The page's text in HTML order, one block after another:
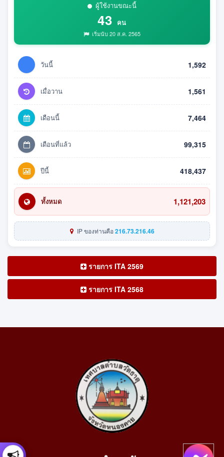
ผู้ใช้งานขณะนี้
43 คน
เริ่มนับ 20 ส.ค. 2565
วันนี้ 1,592
เมื่อวาน 1,561
เดือนนี้ 7,464
เดือนที่แล้ว 99,315
ปีนี้ 418,437
ทั้งหมด 1,121,203
IP ของท่านคือ216.73.216.46
รายการ ITA 2569
รายการ ITA 2568